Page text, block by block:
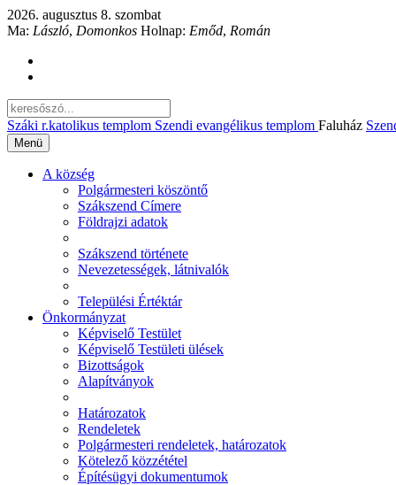
2026. augusztus 8. szombat
Ma: László, Domonkos Holnap: Emőd, Román
Száki r.katolikus templom Szendi evangélikus templom Faluház
Menü
A község
Polgármesteri köszöntő
Szákszend Címere
Földrajzi adatok
Szákszend története
Nevezetességek, látnivalók
Települési Értéktár
Önkormányzat
Képviselő Testület
Képviselő Testületi ülések
Bizottságok
Alapítványok
Határozatok
Rendeletek
Polgármesteri rendeletek, határozatok
Kötelező közzététel
Építésügyi dokumentumok